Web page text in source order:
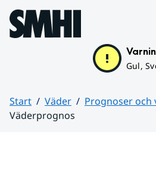
Hoppa till sidans innehåll
Gul,
Start Väder
Prognoser och
Väderprognos